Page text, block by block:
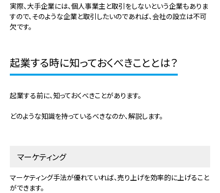
実際、大手企業には、個人事業主と取引をしないという企業もありま
すので、そのような企業と取引したいのであれば、会社の設立は不可
欠です。
起業する時に知っておくべきこととは？
起業する前に、知っておくべきことがあります。
どのような知識を持っているべきなのか、解説します。
マーケティング
マーケティング手法が優れていれば、売り上げを効率的に上げること
ができます。